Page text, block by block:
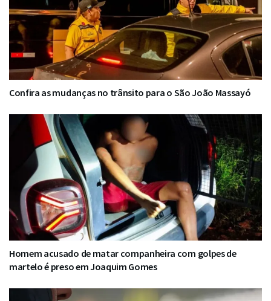
Confira as mudanças no trânsito para o São João Massayó
Homem acusado de matar companheira com golpes de
martelo é preso em Joaquim Gomes